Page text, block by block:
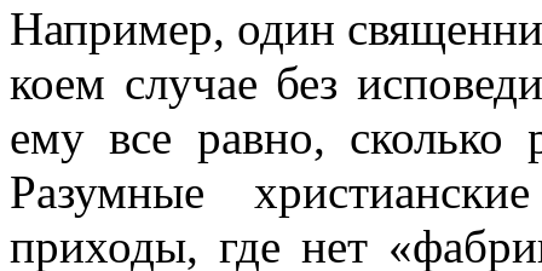
Например, один
коем случае без
ему все равно,
Разумные
приходы, где нет